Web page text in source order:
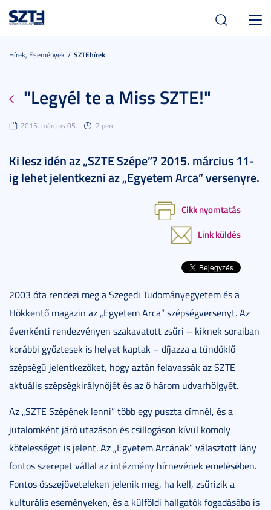
Hírek, Események SZTEhírek
"Legyél te a Miss SZTE!"
2015. március 05. 2 perc
Ki lesz idén az „SZTE Szépe”? 2015. március 11-
ig lehet jelentkezni az „Egyetem Arca” versenyre.
Cikk nyomtatás
Link küldés
2003 óta rendezi meg a Szegedi Tudományegyetem és a
Hökkentő magazin az „Egyetem Arca” szépségversenyt. Az
évenkénti rendezvényen szakavatott zsűri – kiknek soraiban
korábbi győztesek is helyet kaptak – díjazza a tündöklő
szépségű jelentkezőket, hogy aztán felavassák az SZTE
aktuális szépségkirálynőjét és az ő három udvarhölgyét.
Az „SZTE Szépének lenni” több egy puszta címnél, és a
jutalomként járó utazáson és csillogáson kívül komoly
kötelességet is jelent. Az „Egyetem Arcának” választott lány
fontos szerepet vállal az intézmény hírnevének emelésében.
Fontos összejöveteleken jelenik meg, ha kell, zsűrizik a
kulturális eseményeken, és a külföldi hallgatók fogadásába is